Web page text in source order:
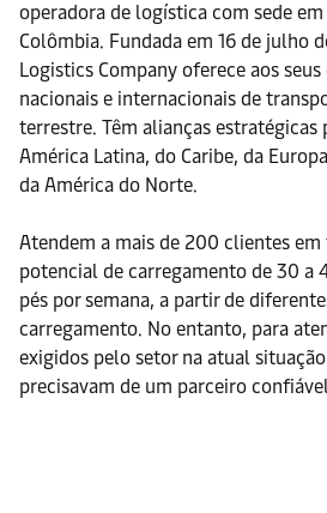
operadora de logística com sede
Colômbia. Fundada em 16 de julho
Logistics Company oferece aos
nacionais e internacionais de
terrestre. Têm alianças estratégicas
América Latina, do Caribe, da
da América do Norte.
Atendem a mais de 200 clientes
potencial de carregamento de 30 a
pés por semana, a partir de
carregamento. No entanto, para
exigidos pelo setor na atual
precisavam de um parceiro